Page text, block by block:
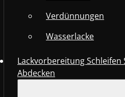
Verdünnungen
Wasserlacke
Lackvorbereitung Schleifen
Abdecken